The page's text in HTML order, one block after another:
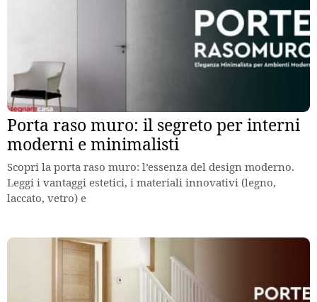
Porta raso muro: il segreto per interni
moderni e minimalisti
Scopri la porta raso muro: l’essenza del design moderno.
Leggi i vantaggi estetici, i materiali innovativi (legno,
laccato, vetro) e